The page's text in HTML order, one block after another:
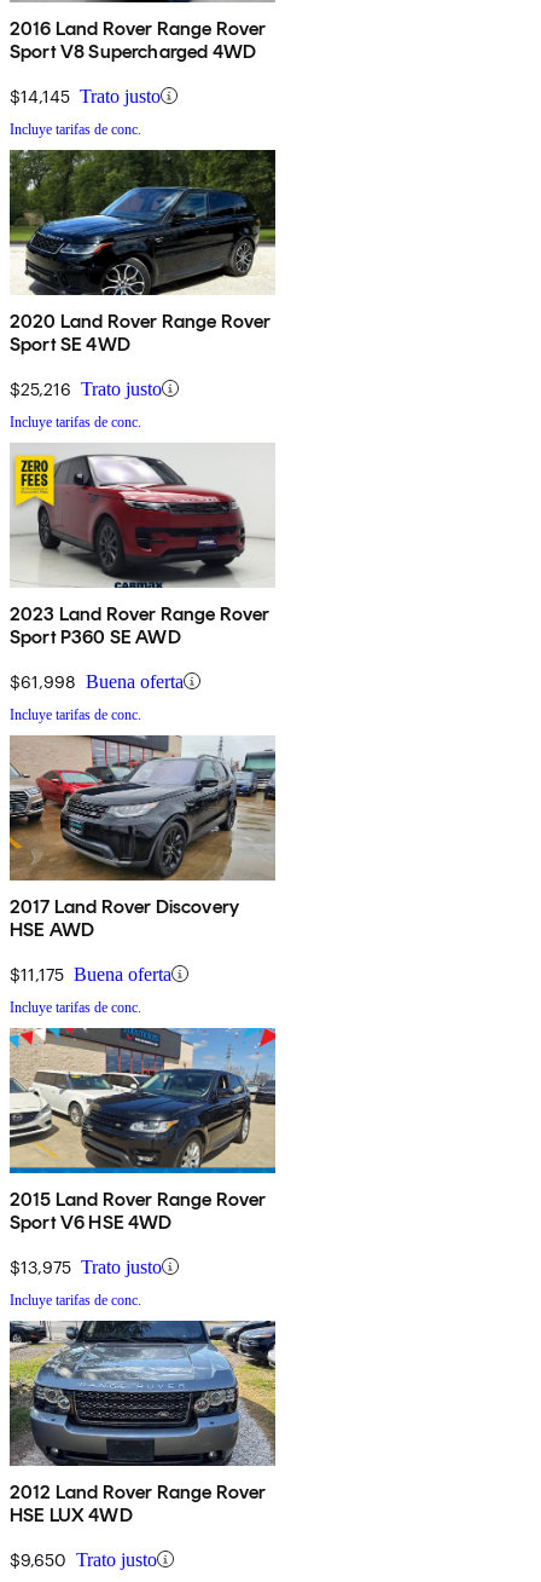
2016 Land Rover Range Rover
Sport V8 Supercharged 4WD
$14,145 Trato justo
Incluye tarifas de conc.
2020 Land Rover Range Rover
Sport SE 4WD
$25,216 Trato justo
Incluye tarifas de conc.
2023 Land Rover Range Rover
Sport P360 SE AWD
$61,998 Buena oferta
Incluye tarifas de conc.
2017 Land Rover Discovery
HSE AWD
$11,175 Buena oferta
Incluye tarifas de conc.
2015 Land Rover Range Rover
Sport V6 HSE 4WD
$13,975 Trato justo
Incluye tarifas de conc.
2012 Land Rover Range Rover
HSE LUX 4WD
$9,650 Trato justo